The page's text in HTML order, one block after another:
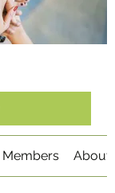
Members About